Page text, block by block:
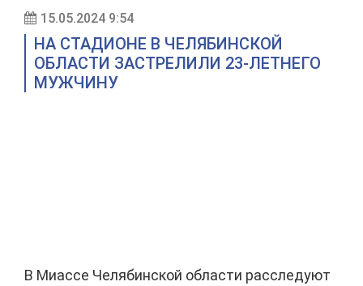
15.05.2024 9:54
НА СТАДИОНЕ В ЧЕЛЯБИНСКОЙ
ОБЛАСТИ ЗАСТРЕЛИЛИ 23-ЛЕТНЕГО
МУЖЧИНУ
В Миассе Челябинской области расследуют